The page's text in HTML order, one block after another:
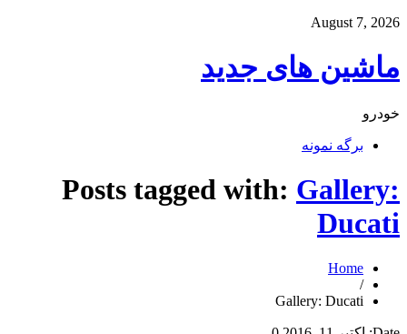
August 7, 2026
ماشین های جدید
خودرو
برگه نمونه
Posts tagged with: Gallery:
Ducati
Home
/
Gallery: Ducati